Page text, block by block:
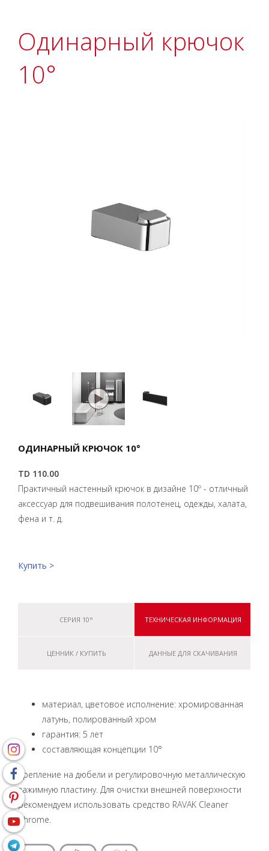
Одинарный крючок
10°
ОДИНАРНЫЙ КРЮЧОК 10°
TD 110.00
Практичный настенный крючок в дизайне 10º - отличный
аксессуар для подвешивания полотенец, одежды, халата,
фена и т. д.
Купить >
СЕРИЯ 10° ТЕХНИЧЕСКАЯ ИНФОРМАЦИЯ
ЦЕННИК / КУПИТЬ ДАННЫЕ ДЛЯ СКАЧИВАНИЯ
материал, цветовое исполнение: хромированная
латунь, полированный хром
гарантия: 5 лет
составляющая концепции 10°
Крепление на дюбели и регулировочную металлическую
зажимную пластину. Для очистки внешней поверхности
рекомендуем использовать средство RAVAK Cleaner
Chrome.